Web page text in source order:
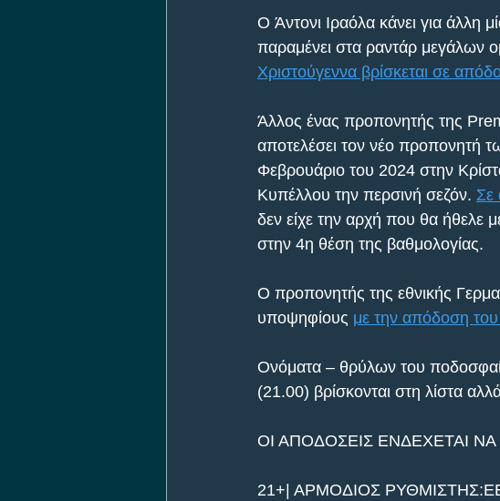
O Άντονι Ιραόλα κάνει για άλλη
παραμένει στα ραντάρ μεγάλων
Χριστούγεννα βρίσκεται σε
Άλλος ένας προπονητής της
αποτελέσει τον νέο προπονητή
Φεβρουάριο του 2024 στην
Κυπέλλου την περσινή σεζόν. Σε
δεν είχε την αρχή που θα ήθελε
στην 4η θέση της βαθμολογίας.
Ο προπονητής της εθνικής
υποψηφίους με την απόδοση
Ονόματα – θρύλων του
(21.00) βρίσκονται στη λίστα
ΟΙ ΑΠΟΔΟΣΕΙΣ ΕΝΔΕΧΕΤΑΙ
21+| ΑΡΜΟΔΙΟΣ